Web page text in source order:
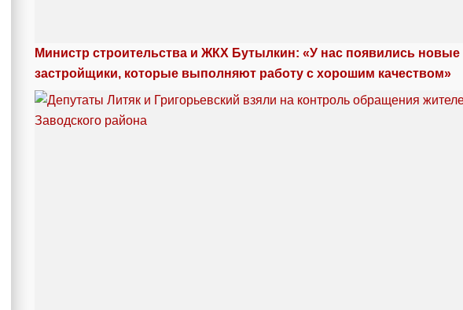
Министр строительства и ЖКХ Бутылкин: «У нас появились новые
застройщики, которые выполняют работу с хорошим качеством»